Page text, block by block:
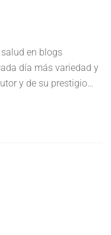
en blogs
día más variedad y
y de su prestigio…